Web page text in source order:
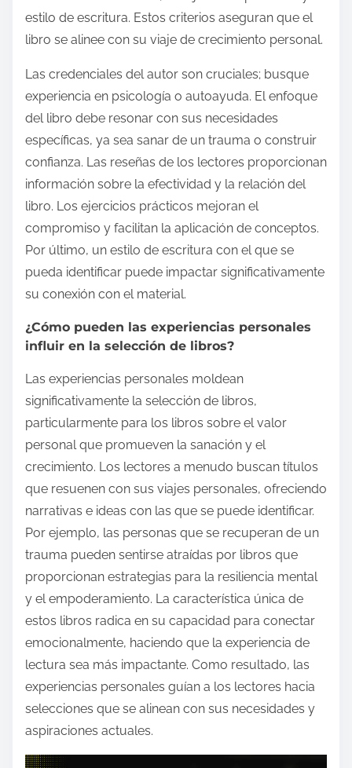
estilo de escritura. Estos criterios aseguran que el
libro se alinee con su viaje de crecimiento personal.
Las credenciales del autor son cruciales; busque
experiencia en psicología o autoayuda. El enfoque
del libro debe resonar con sus necesidades
específicas, ya sea sanar de un trauma o construir
confianza. Las reseñas de los lectores proporcionan
información sobre la efectividad y la relación del
libro. Los ejercicios prácticos mejoran el
compromiso y facilitan la aplicación de conceptos.
Por último, un estilo de escritura con el que se
pueda identificar puede impactar significativamente
su conexión con el material.
¿Cómo pueden las experiencias personales
influir en la selección de libros?
Las experiencias personales moldean
significativamente la selección de libros,
particularmente para los libros sobre el valor
personal que promueven la sanación y el
crecimiento. Los lectores a menudo buscan títulos
que resuenen con sus viajes personales, ofreciendo
narrativas e ideas con las que se puede identificar.
Por ejemplo, las personas que se recuperan de un
trauma pueden sentirse atraídas por libros que
proporcionan estrategias para la resiliencia mental
y el empoderamiento. La característica única de
estos libros radica en su capacidad para conectar
emocionalmente, haciendo que la experiencia de
lectura sea más impactante. Como resultado, las
experiencias personales guían a los lectores hacia
selecciones que se alinean con sus necesidades y
aspiraciones actuales.